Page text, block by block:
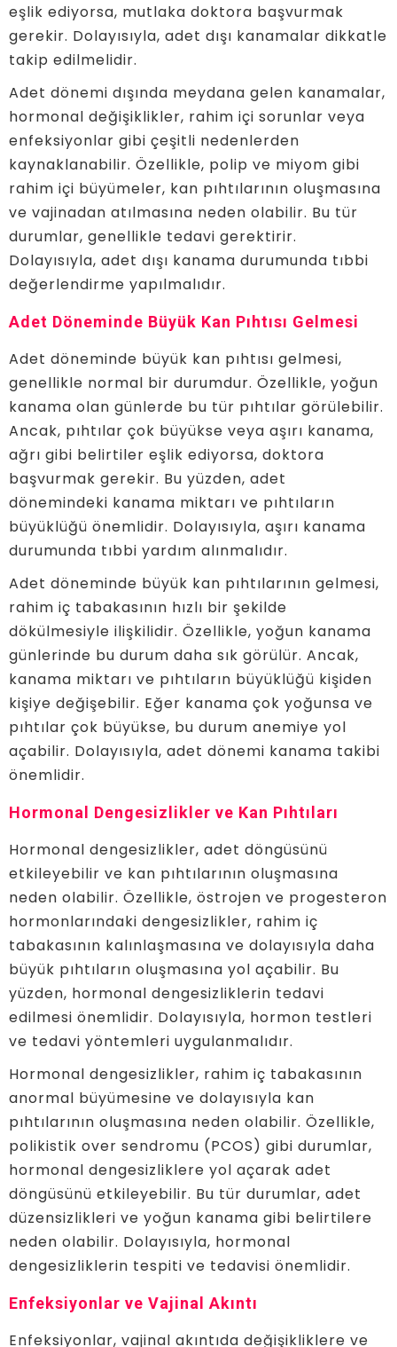
eşlik ediyorsa, mutlaka doktora başvurmak
gerekir. Dolayısıyla, adet dışı kanamalar dikkatle
takip edilmelidir.
Adet dönemi dışında meydana gelen kanamalar,
hormonal değişiklikler, rahim içi sorunlar veya
enfeksiyonlar gibi çeşitli nedenlerden
kaynaklanabilir. Özellikle, polip ve miyom gibi
rahim içi büyümeler, kan pıhtılarının oluşmasına
ve vajinadan atılmasına neden olabilir. Bu tür
durumlar, genellikle tedavi gerektirir.
Dolayısıyla, adet dışı kanama durumunda tıbbi
değerlendirme yapılmalıdır.
Adet Döneminde Büyük Kan Pıhtısı Gelmesi
Adet döneminde büyük kan pıhtısı gelmesi,
genellikle normal bir durumdur. Özellikle, yoğun
kanama olan günlerde bu tür pıhtılar görülebilir.
Ancak, pıhtılar çok büyükse veya aşırı kanama,
ağrı gibi belirtiler eşlik ediyorsa, doktora
başvurmak gerekir. Bu yüzden, adet
dönemindeki kanama miktarı ve pıhtıların
büyüklüğü önemlidir. Dolayısıyla, aşırı kanama
durumunda tıbbi yardım alınmalıdır.
Adet döneminde büyük kan pıhtılarının gelmesi,
rahim iç tabakasının hızlı bir şekilde
dökülmesiyle ilişkilidir. Özellikle, yoğun kanama
günlerinde bu durum daha sık görülür. Ancak,
kanama miktarı ve pıhtıların büyüklüğü kişiden
kişiye değişebilir. Eğer kanama çok yoğunsa ve
pıhtılar çok büyükse, bu durum anemiye yol
açabilir. Dolayısıyla, adet dönemi kanama takibi
önemlidir.
Hormonal Dengesizlikler ve Kan Pıhtıları
Hormonal dengesizlikler, adet döngüsünü
etkileyebilir ve kan pıhtılarının oluşmasına
neden olabilir. Özellikle, östrojen ve progesteron
hormonlarındaki dengesizlikler, rahim iç
tabakasının kalınlaşmasına ve dolayısıyla daha
büyük pıhtıların oluşmasına yol açabilir. Bu
yüzden, hormonal dengesizliklerin tedavi
edilmesi önemlidir. Dolayısıyla, hormon testleri
ve tedavi yöntemleri uygulanmalıdır.
Hormonal dengesizlikler, rahim iç tabakasının
anormal büyümesine ve dolayısıyla kan
pıhtılarının oluşmasına neden olabilir. Özellikle,
polikistik over sendromu (PCOS) gibi durumlar,
hormonal dengesizliklere yol açarak adet
döngüsünü etkileyebilir. Bu tür durumlar, adet
düzensizlikleri ve yoğun kanama gibi belirtilere
neden olabilir. Dolayısıyla, hormonal
dengesizliklerin tespiti ve tedavisi önemlidir.
Enfeksiyonlar ve Vajinal Akıntı
Enfeksiyonlar, vajinal akıntıda değişikliklere ve